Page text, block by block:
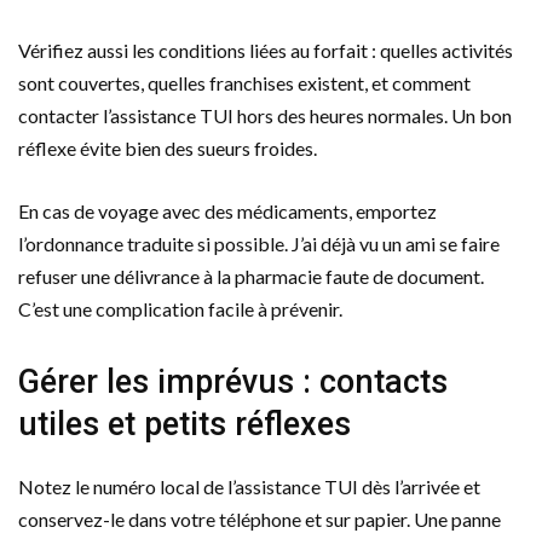
Vérifiez aussi les conditions liées au forfait : quelles activités
sont couvertes, quelles franchises existent, et comment
contacter l’assistance TUI hors des heures normales. Un bon
réflexe évite bien des sueurs froides.
En cas de voyage avec des médicaments, emportez
l’ordonnance traduite si possible. J’ai déjà vu un ami se faire
refuser une délivrance à la pharmacie faute de document.
C’est une complication facile à prévenir.
Gérer les imprévus : contacts
utiles et petits réflexes
Notez le numéro local de l’assistance TUI dès l’arrivée et
conservez-le dans votre téléphone et sur papier. Une panne